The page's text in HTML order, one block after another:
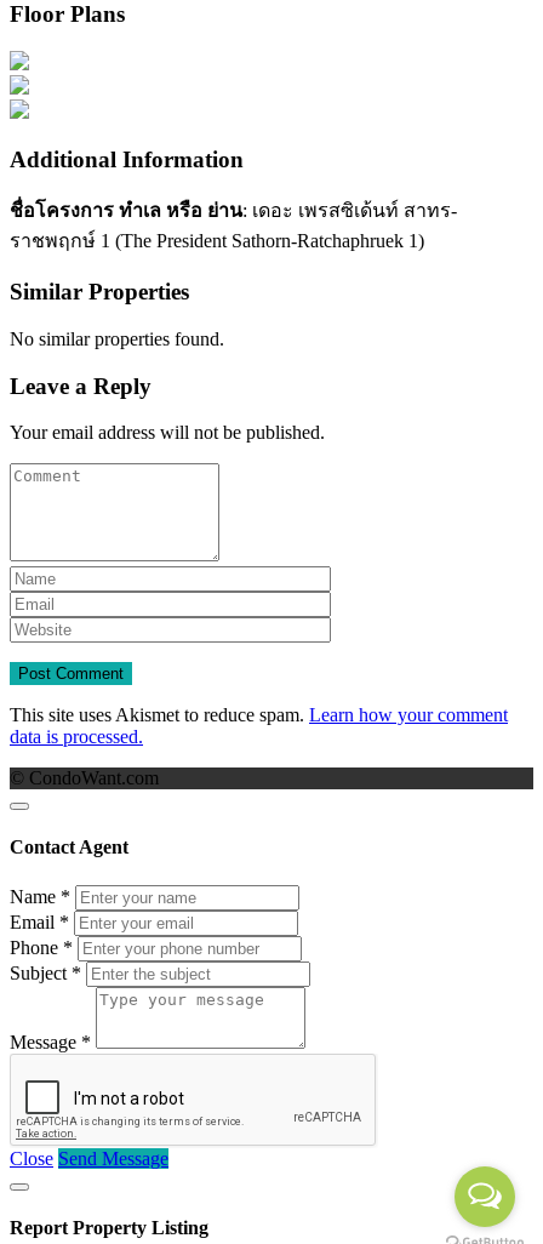
Floor Plans
Additional Information
ชื่อโครงการ ทำเล หรือ ย่าน: เดอะ เพรสซิเด้นท์ สาทร-
ราชพฤกษ์ 1 (The President Sathorn-Ratchaphruek 1)
Similar Properties
No similar properties found.
Leave a Reply
Your email address will not be published.
This site uses Akismet to reduce spam. Learn how your comment
data is processed.
© CondoWant.com
Contact Agent
Name *
Email *
Phone *
Subject *
Message *
Close Send Message
Report Property Listing